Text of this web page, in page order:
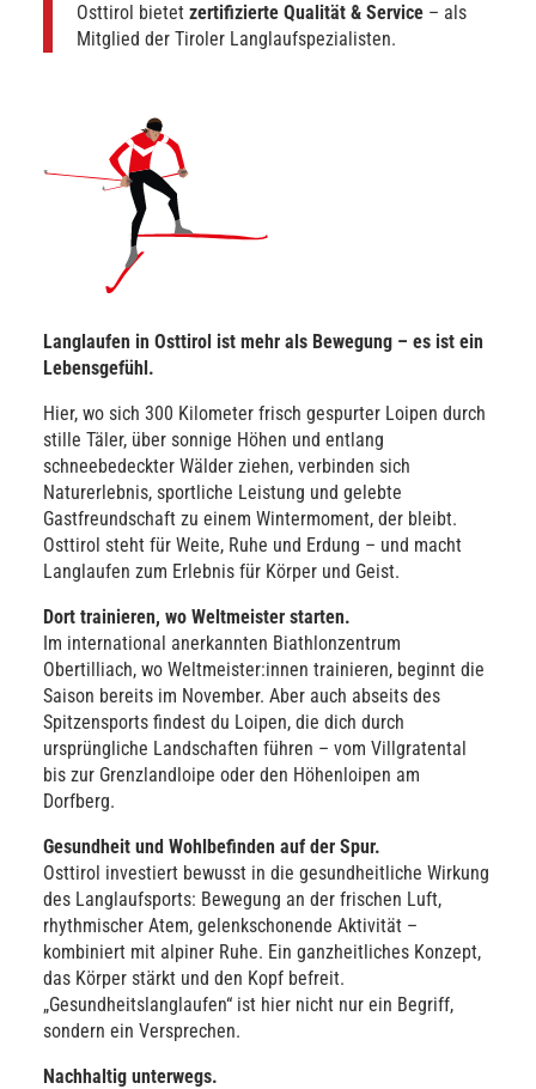
Osttirol bietet zertifizierte Qualität & Service – als
Mitglied der Tiroler Langlaufspezialisten.
Langlaufen in Osttirol ist mehr als Bewegung – es ist ein
Lebensgefühl.
Hier, wo sich 300 Kilometer frisch gespurter Loipen durch
stille Täler, über sonnige Höhen und entlang
schneebedeckter Wälder ziehen, verbinden sich
Naturerlebnis, sportliche Leistung und gelebte
Gastfreundschaft zu einem Wintermoment, der bleibt.
Osttirol steht für Weite, Ruhe und Erdung – und macht
Langlaufen zum Erlebnis für Körper und Geist.
Dort trainieren, wo Weltmeister starten.
Im international anerkannten Biathlonzentrum
Obertilliach, wo Weltmeister:innen trainieren, beginnt die
Saison bereits im November. Aber auch abseits des
Spitzensports findest du Loipen, die dich durch
ursprüngliche Landschaften führen – vom Villgratental
bis zur Grenzlandloipe oder den Höhenloipen am
Dorfberg.
Gesundheit und Wohlbefinden auf der Spur.
Osttirol investiert bewusst in die gesundheitliche Wirkung
des Langlaufsports: Bewegung an der frischen Luft,
rhythmischer Atem, gelenkschonende Aktivität –
kombiniert mit alpiner Ruhe. Ein ganzheitliches Konzept,
das Körper stärkt und den Kopf befreit.
„Gesundheitslanglaufen“ ist hier nicht nur ein Begriff,
sondern ein Versprechen.
Nachhaltig unterwegs.